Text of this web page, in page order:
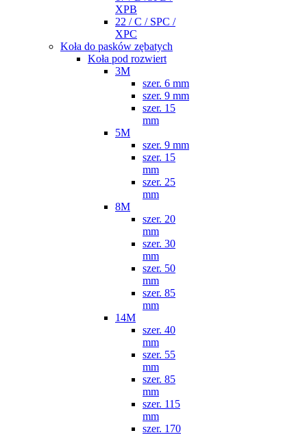
XPB
22 / C / SPC /
XPC
Koła do pasków zębatych
Koła pod rozwiert
3M
szer. 6 mm
szer. 9 mm
szer. 15
mm
5M
szer. 9 mm
szer. 15
mm
szer. 25
mm
8M
szer. 20
mm
szer. 30
mm
szer. 50
mm
szer. 85
mm
14M
szer. 40
mm
szer. 55
mm
szer. 85
mm
szer. 115
mm
szer. 170